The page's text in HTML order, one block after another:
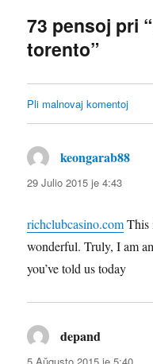
73 pensoj pri
torento”
Komenta
navigado
Pli malnovaj komentoj
keongarab88
29 Julio 2015 je 4:43
richclubcasino.comThis
wonderful. Truly, I am
you’ve told us today
depand